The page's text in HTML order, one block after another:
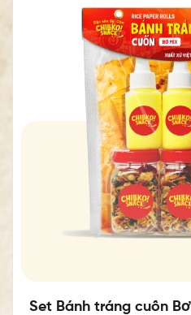
Set Bánh tráng cuốn